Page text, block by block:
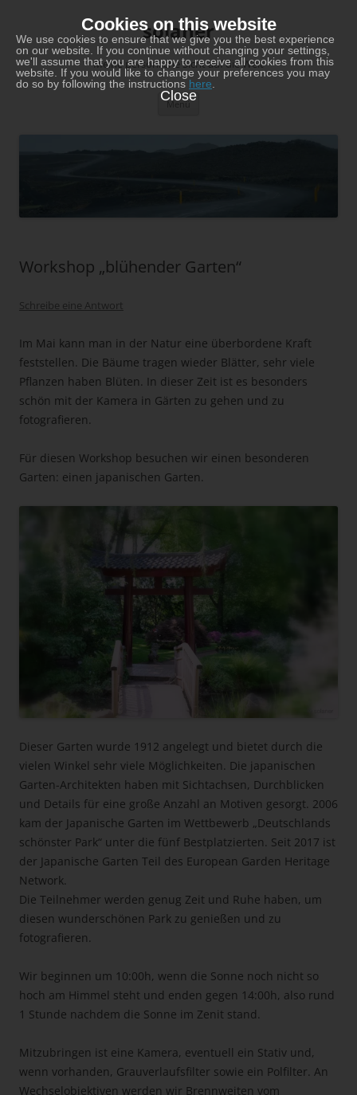
Cookies on this website
We use cookies to ensure that we give you the best experience
on our website. If you continue without changing your settings,
we'll assume that you are happy to receive all cookies from this
website. If you would like to change your preferences you may
do so by following the instructions here
Close
solaner
Meine persönliche Sicht auf die Welt
Menü
Workshop „blühender Garten“
Schreibe eine Antwort
Im Mai kann man in der Natur eine überbordene Kraft
feststellen. Die Bäume tragen wieder Blätter, sehr viele
Pflanzen haben Blüten. In dieser Zeit ist es besonders
schön mit der Kamera in Gärten zu gehen und zu
fotografieren.
Für diesen Workshop besuchen wir einen besonderen
Garten: einen japanischen Garten.
Dieser Garten wurde 1912 angelegt und bietet durch die
vielen Winkel sehr viele Möglichkeiten. Die japanischen
Garten-Architekten haben mit Sichtachsen, Durchblicken
und Details für eine große Anzahl an Motiven gesorgt. 2006
kam der Japanische Garten im Wettbewerb „Deutschlands
schönster Park“ unter die fünf Bestplatzierten. Seit 2017 ist
der Japanische Garten Teil des European Garden Heritage
Network.
Die Teilnehmer werden genug Zeit und Ruhe haben, um
diesen wunderschönen Park zu genießen und zu
fotografieren.
Wir beginnen um 10:00h, wenn die Sonne noch nicht so
hoch am Himmel steht und enden gegen 14:00h, also rund
1 Stunde nachdem die Sonne im Zenit stand.
Mitzubringen ist eine Kamera, eventuell ein Stativ und,
wenn vorhanden, Grauverlaufsfilter sowie ein Polfilter. An
Wechselobjektiven werden wir Brennweiten vom